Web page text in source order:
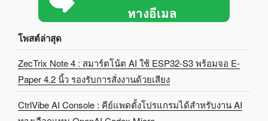
โพสต์ล่าสุด
ZecTrix Note 4 : สมาร์ตโน้ต AI ใช้ ESP32-S3 พร้อมจอ E-
Paper 4.2 นิ้ว รองรับการสั่งงานด้วยเสียง
CtrlVibe AI Console : คีย์แพดตั้งโปรแกรมได้สำหรับงาน AI